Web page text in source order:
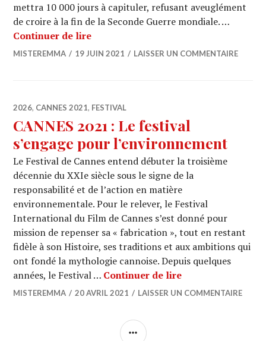
mettra 10 000 jours à capituler, refusant aveuglément
de croire à la fin de la Seconde Guerre mondiale. …
Continuer de lireCANNES 2021 : « Onoda : 10.000
MISTEREMMA 19 JUIN 2021 LAISSER UN COMMENTAIRE
2026, CANNES 2021, FESTIVAL
CANNES 2021 : Le festival
s’engage pour l’environnement
Le Festival de Cannes entend débuter la troisième
décennie du XXIe siècle sous le signe de la
responsabilité et de l’action en matière
environnementale. Pour le relever, le Festival
International du Film de Cannes s’est donné pour
mission de repenser sa « fabrication », tout en restant
fidèle à son Histoire, ses traditions et aux ambitions qui
ont fondé la mythologie cannoise. Depuis quelques
années, le Festival … Continuer de lireCANNES 2021 :
MISTEREMMA 20 AVRIL 2021 LAISSER UN COMMENTAIRE
COLONNE